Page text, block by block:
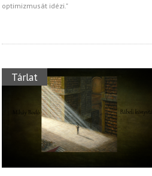
optimizmusát idézi."
Tárlat